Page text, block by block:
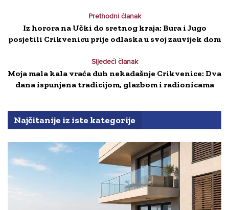
Prethodni članak
Iz horora na Učki do sretnog kraja: Bura i Jugo
posjetili Crikvenicu prije odlaska u svoj zauvijek dom
Sljedeći članak
Moja mala kala vraća duh nekadašnje Crikvenice: Dva
dana ispunjena tradicijom, glazbom i radionicama
Najčitanije iz iste kategorije